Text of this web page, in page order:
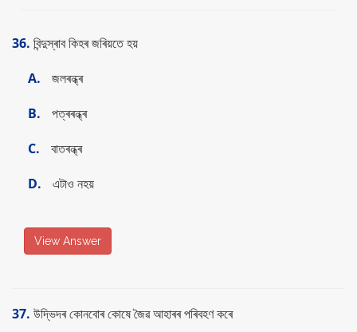
36. বিন্দুস্ৰাব কিহৰ জৰিয়তে হয়
A.
জলৰন্ধ্ৰ
B.
পত্ৰৰন্ধ্ৰ
C.
বাতৰন্ধ্ৰ
D.
এটাও নহয়
View Answer
37. উদ্ভিদৰ কোনবোৰ কোষে জৈৱ আহাৰৰ পৰিবহণ কৰে